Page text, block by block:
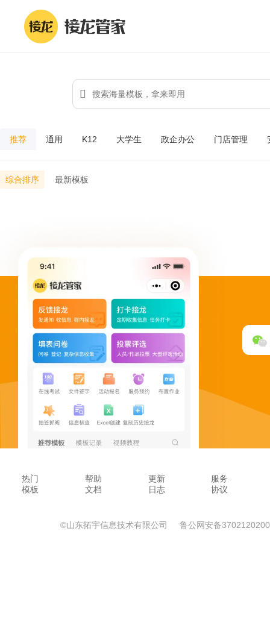
推荐 通用 K12 大学生 政企办公 门店管理
综合排序 最新模板
热门
模板
帮助
文档
更新
日志
服务
协议
©山东拓宇信息技术有限公司 鲁公网安备